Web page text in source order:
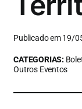
Publicado em 19/
CATEGORIAS:
Outros Eventos